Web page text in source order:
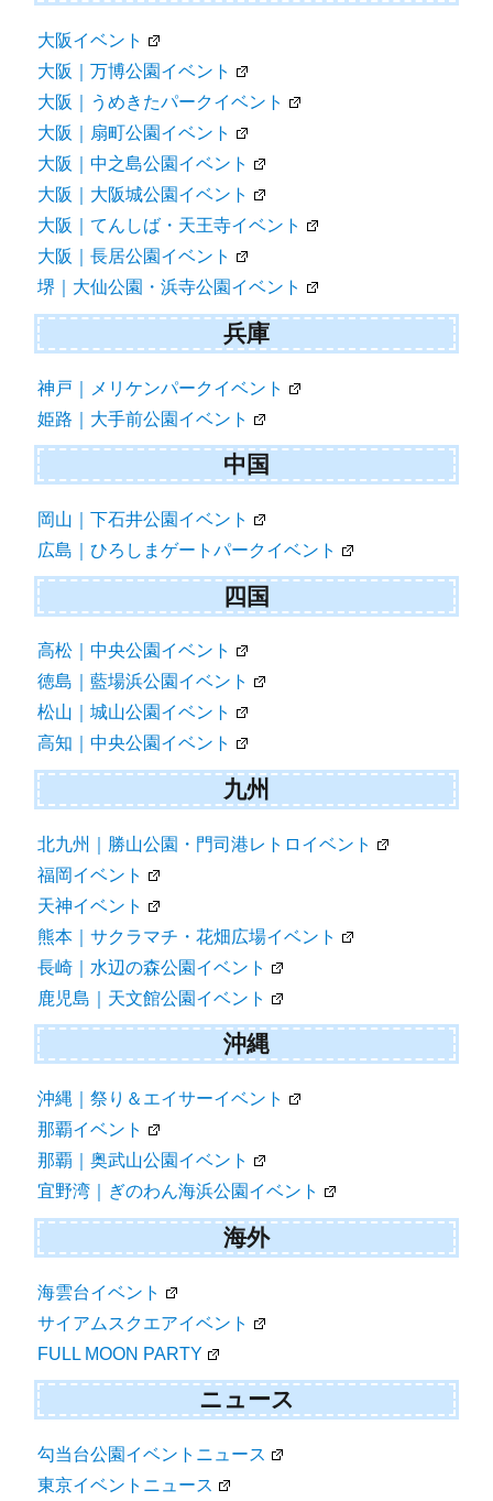
大阪イベント
大阪｜万博公園イベント
大阪｜うめきたパークイベント
大阪｜扇町公園イベント
大阪｜中之島公園イベント
大阪｜大阪城公園イベント
大阪｜てんしば・天王寺イベント
大阪｜長居公園イベント
堺｜大仙公園・浜寺公園イベント
兵庫
神戸｜メリケンパークイベント
姫路｜大手前公園イベント
中国
岡山｜下石井公園イベント
広島｜ひろしまゲートパークイベント
四国
高松｜中央公園イベント
徳島｜藍場浜公園イベント
松山｜城山公園イベント
高知｜中央公園イベント
九州
北九州｜勝山公園・門司港レトロイベント
福岡イベント
天神イベント
熊本｜サクラマチ・花畑広場イベント
長崎｜水辺の森公園イベント
鹿児島｜天文館公園イベント
沖縄
沖縄｜祭り＆エイサーイベント
那覇イベント
那覇｜奥武山公園イベント
宜野湾｜ぎのわん海浜公園イベント
海外
海雲台イベント
サイアムスクエアイベント
FULL MOON PARTY
ニュース
勾当台公園イベントニュース
東京イベントニュース